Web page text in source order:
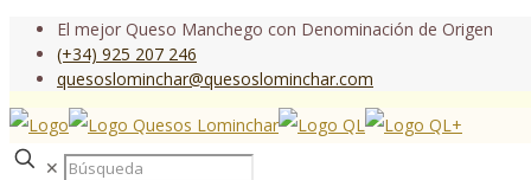
El mejor Queso Manchego con Denominación de Origen
(+34) 925 207 246
quesoslominchar@quesoslominchar.com
✕